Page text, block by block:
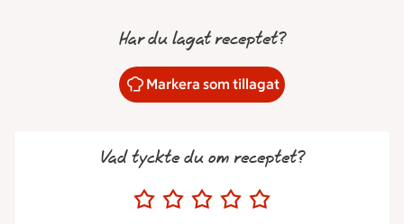
Har du lagat receptet?
Markera som tillagat
Vad tyckte du om receptet?